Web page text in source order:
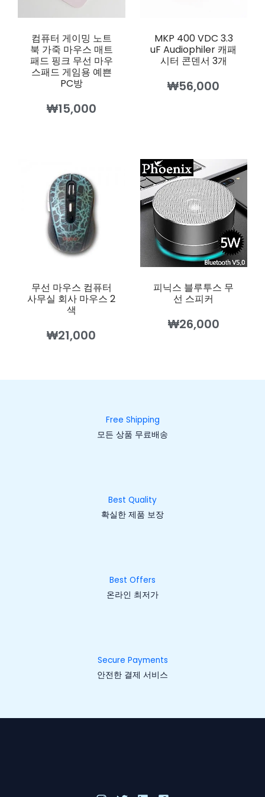
컴퓨터 게이밍 노트
북 가죽 마우스 매트
패드 핑크 무선 마우
스패드 게임용 예쁜
PC방
₩15,000
MKP 400 VDC 3.3
uF Audiophiler 캐패
시터 콘덴서 3개
₩56,000
무선 마우스 컴퓨터
사무실 회사 마우스 2
색
₩21,000
피닉스 블루투스 무
선 스피커
₩26,000
Free Shipping
모든 상품 무료배송
Best Quality
확실한 제품 보장
Best Offers
온라인 최저가
Secure Payments
안전한 결제 서비스